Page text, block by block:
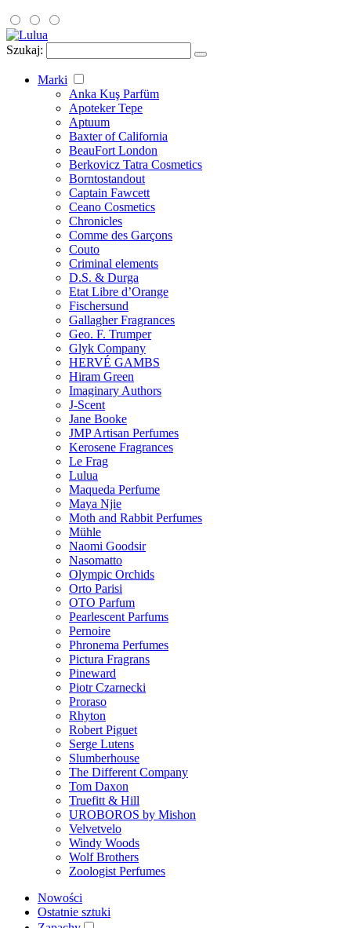
Szukaj:
Marki
Anka Kuş Parfüm
Apoteker Tepe
Aptuum
Baxter of California
BeauFort London
Berkovicz Tatra Cosmetics
Borntostandout
Captain Fawcett
Ceano Cosmetics
Chronicles
Comme des Garçons
Couto
Criminal elements
D.S. & Durga
Etat Libre d’Orange
Fischersund
Gallagher Fragrances
Geo. F. Trumper
Glyk Company
HERVÉ GAMBS
Hiram Green
Imaginary Authors
J-Scent
Jane Booke
JMP Artisan Perfumes
Kerosene Fragrances
Le Frag
Lulua
Maqueda Perfume
Maya Njie
Moth and Rabbit Perfumes
Mühle
Naomi Goodsir
Nasomatto
Olympic Orchids
Orto Parisi
OTO Parfum
Pearlescent Parfums
Pernoire
Phronema Perfumes
Pictura Fragrans
Pineward
Piotr Czarnecki
Proraso
Rhyton
Robert Piguet
Serge Lutens
Slumberhouse
The Different Company
Tom Daxon
Truefitt & Hill
UROBOROS by Mishon
Velvetvelo
Windy Woods
Wolf Brothers
Zoologist Perfumes
Nowości
Ostatnie sztuki